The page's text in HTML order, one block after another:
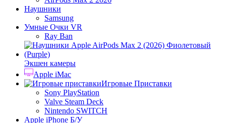
Наушники
Samsung
Умные Очки VR
Ray Ban
Экшен камеры
Apple iMac
Игровые Приставки
Sony PlayStation
Valve Steam Deck
Nintendo SWITCH
Apple iPhone Б/У